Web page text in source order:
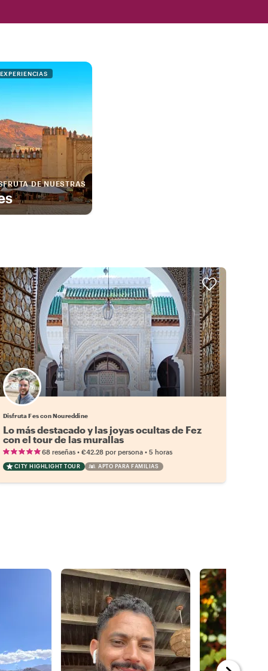
DE NUESTRAS
Disfruta Fes con Noureddine
Lo más destacado y las joyas ocultas de Fez
con el tour de las murallas
68 reseñas• €42.28 por persona• 5 horas
CITY HIGHLIGHT TOUR APTO PARA FAMILIAS